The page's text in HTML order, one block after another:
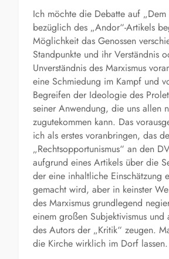
Ich möchte die Debatte auf
bezüglich des „Andor“-Artikels
Möglichkeit das Genossen
Standpunkte und ihr Verständnis
Unverständnis des Marxismus
eine Schmiedung im Kampf und
Begreifen der Ideologie des
seiner Anwendung, die uns allen
zugutekommen kann. Das
ich als erstes voranbringen, das
„Rechtsopportunismus“ an den
aufgrund eines Artikels über die
der eine inhaltliche Einschätzung
gemacht wird, aber in keinster
des Marxismus grundlegend
einem großen Subjektivismus
des Autors der „Kritik“ zeugen.
die Kirche wirklich im Dorf lassen.